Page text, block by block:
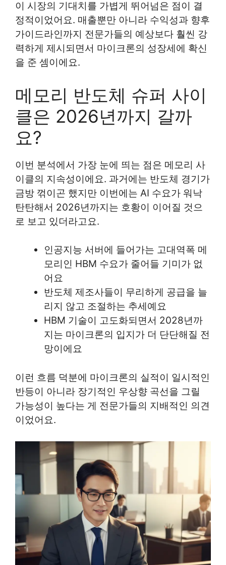
이 시장의 기대치를 가볍게 뛰어넘은 점이 결
정적이었어요. 매출뿐만 아니라 수익성과 향후
가이드라인까지 전문가들의 예상보다 훨씬 강
력하게 제시되면서 마이크론의 성장세에 확신
을 준 셈이에요.
메모리 반도체 슈퍼 사이
클은 2026년까지 갈까
요?
이번 분석에서 가장 눈에 띄는 점은 메모리 사
이클의 지속성이에요. 과거에는 반도체 경기가
금방 꺾이곤 했지만 이번에는 AI 수요가 워낙
탄탄해서 2026년까지는 호황이 이어질 것으
로 보고 있더라고요.
인공지능 서버에 들어가는 고대역폭 메
모리인 HBM 수요가 줄어들 기미가 없
어요
반도체 제조사들이 무리하게 공급을 늘
리지 않고 조절하는 추세예요
HBM 기술이 고도화되면서 2028년까
지는 마이크론의 입지가 더 단단해질 전
망이에요
이런 흐름 덕분에 마이크론의 실적이 일시적인
반등이 아니라 장기적인 우상향 곡선을 그릴
가능성이 높다는 게 전문가들의 지배적인 의견
이었어요.